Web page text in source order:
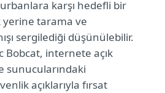
karşı hedefli bir
yerine tarama ve
sergilediği düşünülebilir.
Bobcat, internete açık
sunucularındaki
açıklarıyla fırsat